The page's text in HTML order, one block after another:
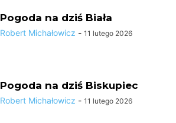
Pogoda na dziś Biała
Robert Michałowicz - 11 lutego 2026
Pogoda na dziś Biskupiec
Robert Michałowicz - 11 lutego 2026